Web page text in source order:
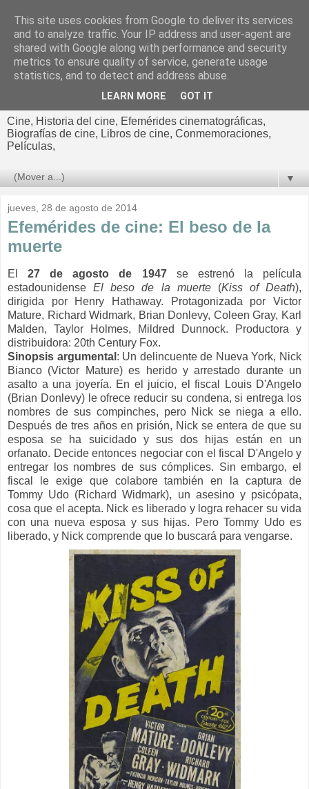
El cultural
cinematográfico de Jorge
Cine, Historia del cine, Efemérides cinematográficas,
Biografías de cine, Libros de cine, Conmemoraciones,
Películas,
▼
jueves, 28 de agosto de 2014
Efemérides de cine: El beso de la
muerte
El27 de agosto de 1947se estrenó la película
estadounidenseEl beso de la muerte(Kiss of Death),
dirigida por Henry Hathaway. Protagonizada por Victor
Mature, Richard Widmark, Brian Donlevy, Coleen Gray, Karl
Malden, Taylor Holmes, Mildred Dunnock. Productora y
distribuidora: 20th Century Fox.
Sinopsis argumental : Un delincuente de Nueva York, Nick
Bianco (Victor Mature) es herido y arrestado durante un
asalto a una joyería. En el juicio, el fiscal Louis D'Angelo
(Brian Donlevy) le ofrece reducir su condena, si entrega los
nombres de sus compinches, pero Nick se niega a ello.
Después de tres años en prisión, Nick se entera de que su
esposa se ha suicidado y sus dos hijas están en un
orfanato. Decide entonces negociar con el fiscal D'Angelo y
entregar los nombres de sus cómplices. Sin embargo, el
fiscal le exige que colabore también en la captura de
Tommy Udo (Richard Widmark), un asesino y psicópata,
cosa que el acepta. Nick es liberado y logra rehacer su vida
con una nueva esposa y sus hijas. Pero Tommy Udo es
liberado, y Nick comprende que lo buscará para vengarse.
This site uses cookies from Google to deliver its services
and to analyze traffic. Your IP address and user-agent are
shared with Google along with performance and security
metrics to ensure quality of service, generate usage
statistics, and to detect and address abuse.
LEARN MORE GOT IT